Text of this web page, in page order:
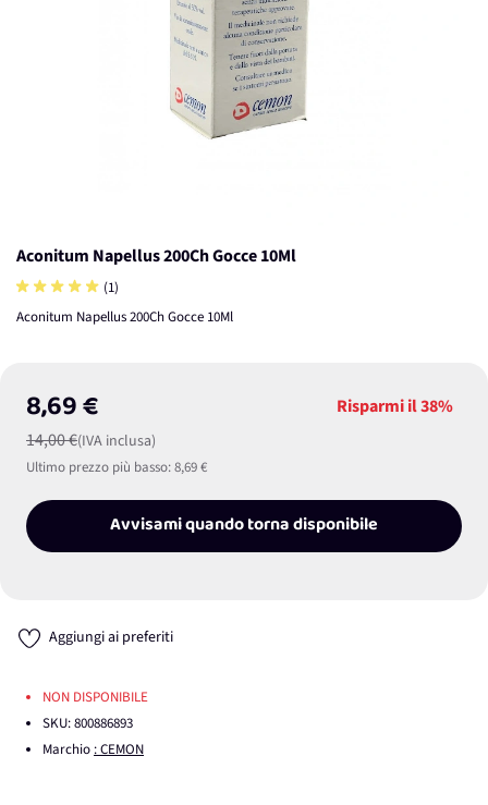
Aconitum Napellus 200Ch Gocce 10Ml
(1)
Aconitum Napellus 200Ch Gocce 10Ml
8,69 €
14,00 €(IVA inclusa)
Risparmi il38%
Ultimo prezzo più basso:8,69 €
Avvisami quando torna disponibile
Aggiungi ai preferiti
NON DISPONIBILE
SKU:800886893
Marchio : CEMON